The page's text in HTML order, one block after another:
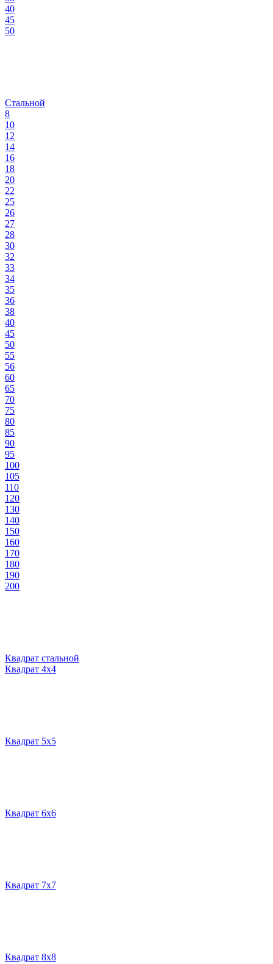
40
45
50
Стальной
8
10
12
14
16
18
20
22
25
26
27
28
30
32
33
34
35
36
38
40
45
50
55
56
60
65
70
75
80
85
90
95
100
105
110
120
130
140
150
160
170
180
190
200
Квадрат стальной
Квадрат 4х4
Квадрат 5х5
Квадрат 6х6
Квадрат 7х7
Квадрат 8х8